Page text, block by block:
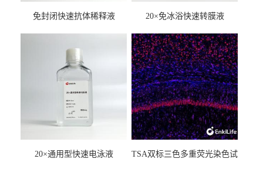
免封闭快速抗体稀释液 20×免冰浴快速转膜液
20×通用型快速电泳液
TSA双标三色多重荧光染色试